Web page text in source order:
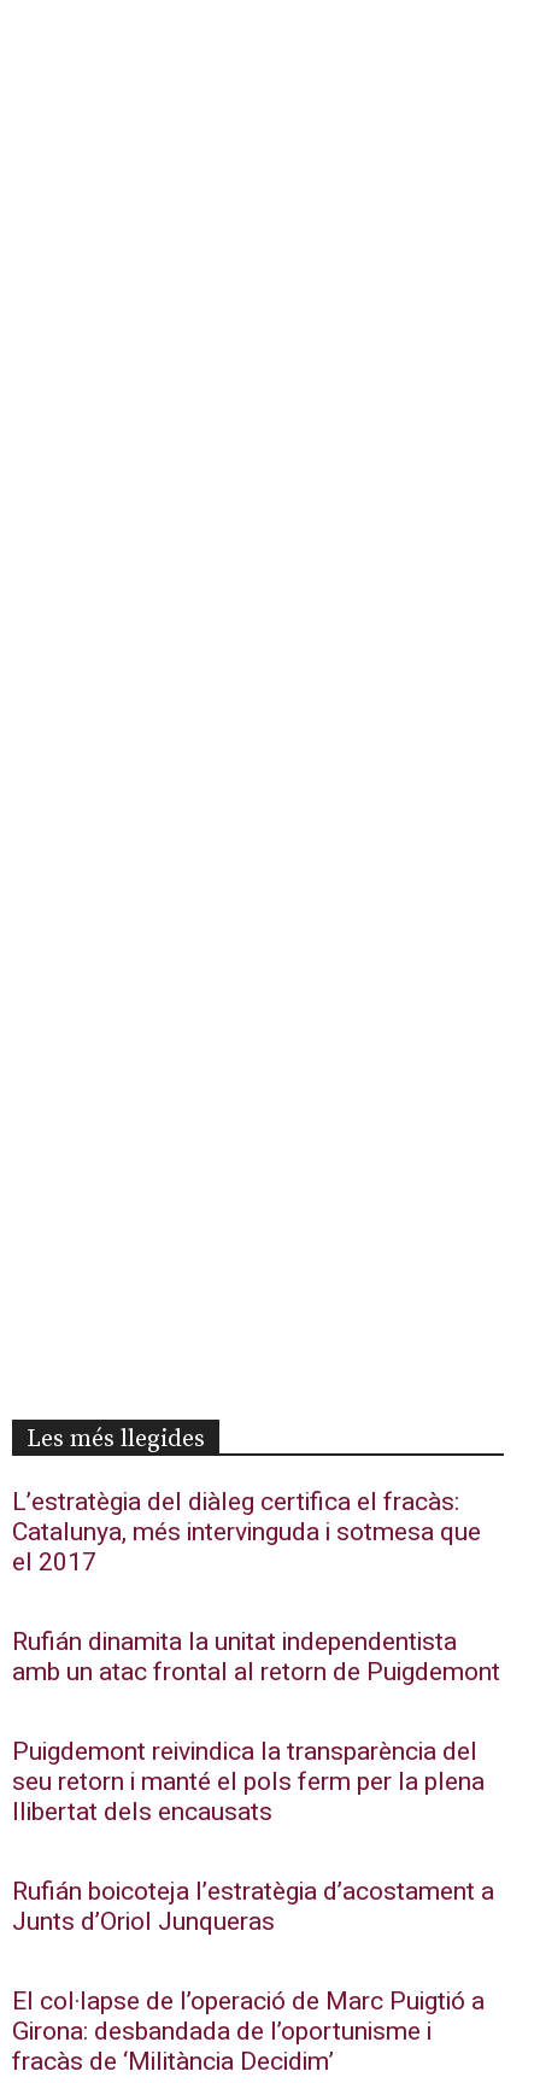
Les més llegides
L’estratègia del diàleg certifica el fracàs:
Catalunya, més intervinguda i sotmesa que
el 2017
Rufián dinamita la unitat independentista
amb un atac frontal al retorn de Puigdemont
Puigdemont reivindica la transparència del
seu retorn i manté el pols ferm per la plena
llibertat dels encausats
Rufián boicoteja l’estratègia d’acostament a
Junts d’Oriol Junqueras
El col·lapse de l’operació de Marc Puigtió a
Girona: desbandada de l’oportunisme i
fracàs de ‘Militància Decidim’